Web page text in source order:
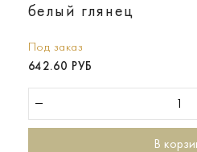
белый глянец
Под заказ
642.60 РУБ
В